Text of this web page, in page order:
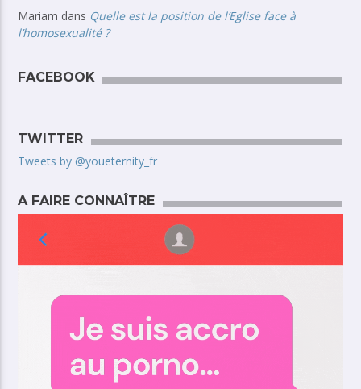
Mariam dans Quelle est la position de l’Eglise face à
l’homosexualité ?
FACEBOOK
TWITTER
Tweets by @youeternity_fr
A FAIRE CONNAÎTRE